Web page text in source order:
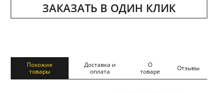
ЗАКАЗАТЬ В ОДИН КЛИК
Похожие
товары
Доставка и
оплата
О
товаре
Отзывы